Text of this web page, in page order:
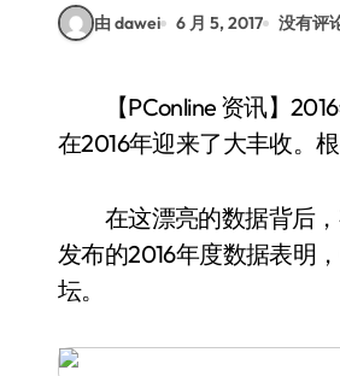
由 dawei 6 月 5, 2017 没有评
【PConline 资讯】2016年是OPPO全面崛起的一年，早前默默耕耘线下市场的OPPO，终于
在2016年迎来了大丰收。
在这漂亮的数据背后，
发布的2016年度数据表明
坛。